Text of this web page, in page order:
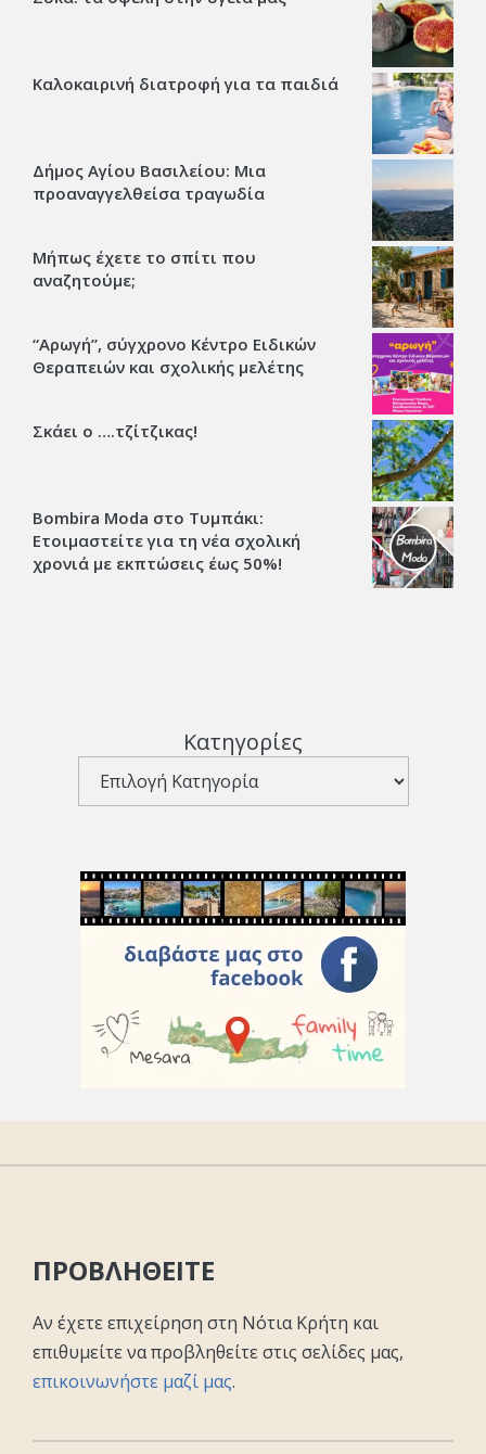
Καλοκαιρινή διατροφή για τα παιδιά
Δήμος Αγίου Βασιλείου: Μια
προαναγγελθείσα τραγωδία
Μήπως έχετε το σπίτι που
αναζητούμε;
“Αρωγή”, σύγχρονο Κέντρο Ειδικών
Θεραπειών και σχολικής μελέτης
Σκάει ο ….τζίτζικας!
Bombira Moda στο Τυμπάκι:
Ετοιμαστείτε για τη νέα σχολική
χρονιά με εκπτώσεις έως 50%!
Κατηγορίες
ΠΡΟΒΛΗΘΕΙΤΕ
Αν έχετε επιχείρηση στη Νότια Κρήτη και
επιθυμείτε να προβληθείτε στις σελίδες μας,
επικοινωνήστε μαζί μας.